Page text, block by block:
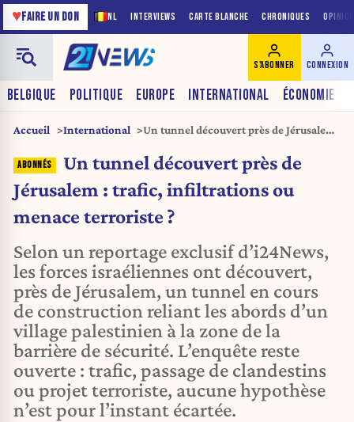
NL INTERVIEWS CARTE BLANCHE CHRONIQUES
♥FAIRE UN DON
BELGIQUE POLITIQUE EUROPE INTERNATIONAL ÉCONOMIE
S'ABONNER CONNEXION
Accueil International
Un tunnel découvert près de Jérusalem
terroriste ?
Un tunnel découvert près de
Jérusalem : trafic, infiltrations ou
menace terroriste ?
Selon un reportage exclusif d’i24News,
les forces israéliennes ont découvert,
près de Jérusalem, un tunnel en cours
de construction reliant les abords d’un
village palestinien à la zone de la
barrière de sécurité. L’enquête reste
ouverte : trafic, passage de clandestins
ou projet terroriste, aucune hypothèse
n’est pour l’instant écartée.